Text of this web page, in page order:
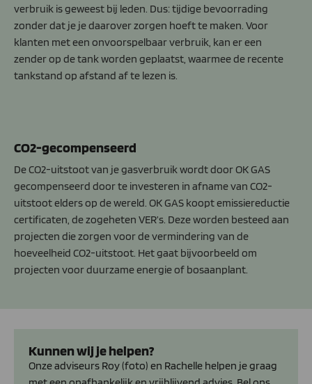
verbruik is geweest bij leden. Dus: tijdige bevoorrading
zonder dat je je daarover zorgen hoeft te maken. Voor
klanten met een onvoorspelbaar verbruik, kan er een
zender op de tank worden geplaatst, waarmee de recente
tankstand op afstand af te lezen is.
CO2-gecompenseerd
De CO2-uitstoot van je gasverbruik wordt door OK GAS
gecompenseerd door te investeren in afname van CO2-
uitstoot elders op de wereld. OK GAS koopt emissiereductie
certificaten, de zogeheten VER’s. Deze worden besteed aan
projecten die zorgen voor de vermindering van de
hoeveelheid CO2-uitstoot. Het gaat bijvoorbeeld om
projecten voor duurzame energie of bosaanplant.
Kunnen wij je helpen?
Onze adviseurs Roy (foto) en Rachelle helpen je graag